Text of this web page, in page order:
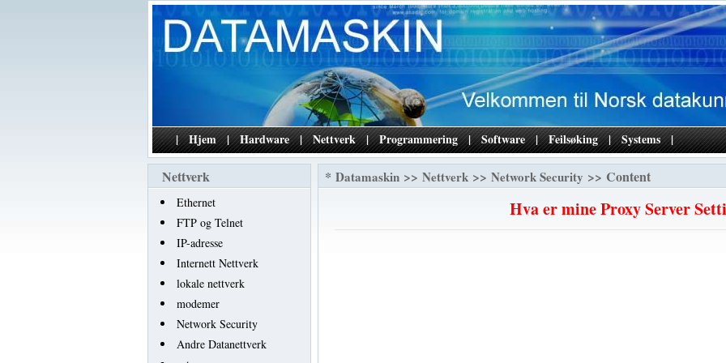
| Hjem | Hardware | Nettverk | Programmering | Software | Feilsøking | Systems |
Nettverk
Ethernet
FTP og Telnet
IP-adresse
Internett Nettverk
lokale nettverk
modemer
Network Security
Andre Datanettverk
* Datamaskin >> Nettverk >> Network Security >> Content
Hva er mine Proxy Server